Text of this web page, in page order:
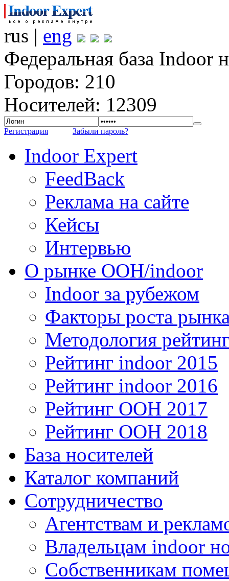
rus | eng
Федеральная база Indoor
Городов: 210
Носителей: 12309
Регистрация Забыли пароль?
Indoor Expert
FeedBack
Реклама на сайте
Кейсы
Интервью
О рынке OOH/indoor
Indoor за рубежом
Факторы роста
Методология
Рейтинг indoor 2015
Рейтинг indoor 2016
Рейтинг OOH 2017
Рейтинг OOH 2018
База носителей
Каталог компаний
Сотрудничество
Агентствам и
Владельцам indoor
Собственникам